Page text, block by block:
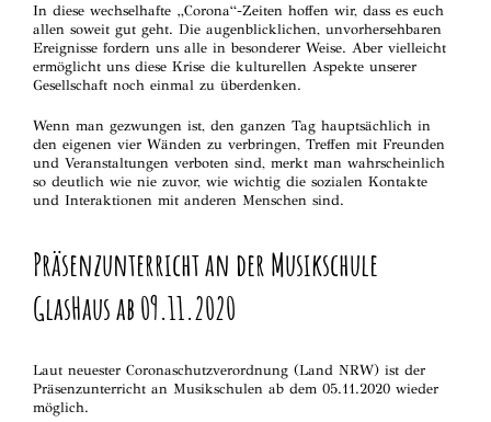
In diese wechselhafte „Corona“-Zeiten hoffen wir, dass es euch
allen soweit gut geht. Die augenblicklichen, unvorhersehbaren
Ereignisse fordern uns alle in besonderer Weise. Aber vielleicht
ermöglicht uns diese Krise die kulturellen Aspekte unserer
Gesellschaft noch einmal zu überdenken.
Wenn man gezwungen ist, den ganzen Tag hauptsächlich in
den eigenen vier Wänden zu verbringen, Treffen mit Freunden
und Veranstaltungen verboten sind, merkt man wahrscheinlich
so deutlich wie nie zuvor, wie wichtig die sozialen Kontakte
und Interaktionen mit anderen Menschen sind.
Präsenzunterricht an der Musikschule
GlasHaus ab 09.11.2020
Laut neuester Coronaschutzverordnung (Land NRW) ist der
Präsenzunterricht an Musikschulen ab dem 05.11.2020 wieder
möglich.